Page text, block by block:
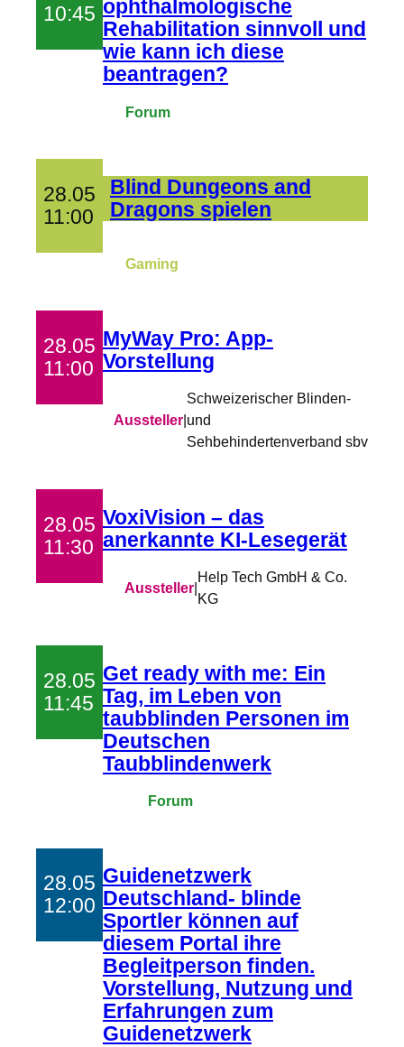
10:45 ophthalmologische
Rehabilitation sinnvoll und
wie kann ich diese
beantragen?
Forum
28.05
11:00
Blind Dungeons and
Dragons spielen
Gaming
28.05
11:00
MyWay Pro: App-
Vorstellung
Aussteller
Schweizerischer Blinden-
und
Sehbehindertenverband sbv
28.05
11:30
VoxiVision – das
anerkannte KI-Lesegerät
Aussteller|
Help Tech GmbH & Co.
KG
28.05
11:45
Get ready with me: Ein
Tag, im Leben von
taubblinden Personen im
Deutschen
Taubblindenwerk
Forum
28.05
12:00
Guidenetzwerk
Deutschland- blinde
Sportler können auf
diesem Portal ihre
Begleitperson finden.
Vorstellung, Nutzung und
Erfahrungen zum
Guidenetzwerk